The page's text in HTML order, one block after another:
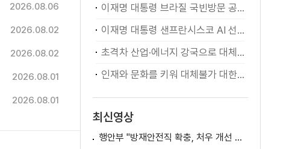
2026.08.06
2026.08.02
2026.08.02
2026.08.01
2026.08.01
이재명 대통령 브라질 국빈방문 공식환영식
이재명 대통령 샌프란시스코 AI 선언
초격차 산업·에너지 강국으로 대체불가 대한민국 이재명 대통령 모두말씀
인재와 문화를 키워 대체불가 대한민국 이재명 대통령 모두말씀
최신영상
행안부 "방재안전직 확충, 처우 개선 등 위한 제도개선 추진"